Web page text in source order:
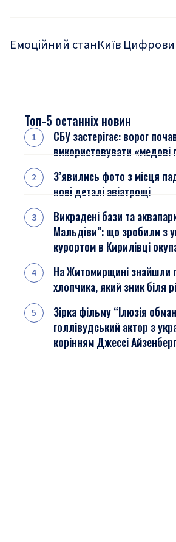
Емоційний станКиїв
Топ-5 останніх новин
СБУ застерігає: ворог
використовувати «медові
З’явились фото з місця
нові деталі авіатрощі
Викрадені бази та
Мальдіви”: що зробили з
курортом в Кирилівці
На Житомирщині знайшли
хлопчика, який зник біля
Зірка фільму “Ілюзія
голлівудський актор з
корінням Джессі